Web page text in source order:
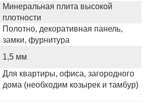
Минеральная плита высокой
плотности
Полотно, декоративная панель,
замки, фурнитура
1,5 мм
Для квартиры, офиса, загородного
дома (необходим козырек и тамбур)